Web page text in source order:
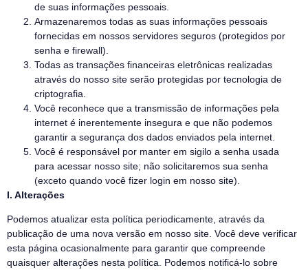
de suas informações pessoais.
Armazenaremos todas as suas informações pessoais
fornecidas em nossos servidores seguros (protegidos por
senha e firewall).
Todas as transações financeiras eletrônicas realizadas
através do nosso site serão protegidas por tecnologia de
criptografia.
Você reconhece que a transmissão de informações pela
internet é inerentemente insegura e que não podemos
garantir a segurança dos dados enviados pela internet.
Você é responsável por manter em sigilo a senha usada
para acessar nosso site; não solicitaremos sua senha
(exceto quando você fizer login em nosso site).
I. Alterações
Podemos atualizar esta política periodicamente, através da
publicação de uma nova versão em nosso site. Você deve verificar
esta página ocasionalmente para garantir que compreende
quaisquer alterações nesta política. Podemos notificá-lo sobre